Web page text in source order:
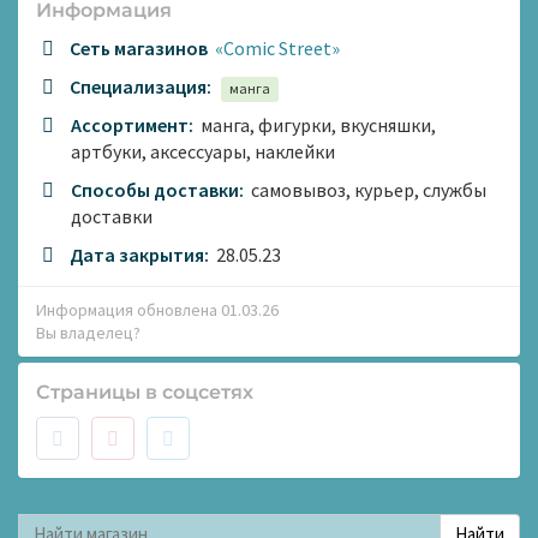
Информация
Сеть магазинов «Comic Street»
Специализация:
манга
Ассортимент: манга, фигурки, вкусняшки,
артбуки, аксессуары, наклейки
Способы доставки: самовывоз, курьер, службы
доставки
Дата закрытия: 28.05.23
Информация обновлена 01.03.26
Вы владелец?
Страницы в соцсетях